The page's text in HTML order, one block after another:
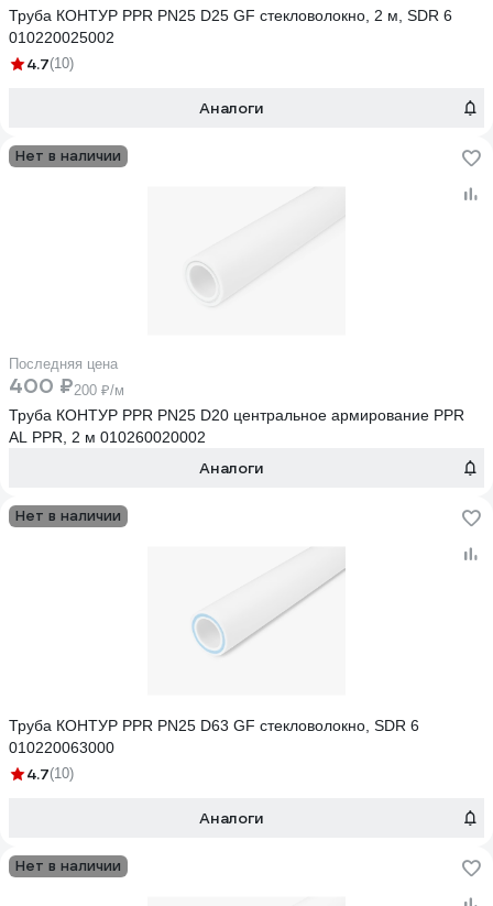
Труба КОНТУР PPR PN25 D25 GF стекловолокно, 2 м, SDR 6
010220025002
4.7(10)
Аналоги
Нет в наличии
Последняя цена
400 ₽200 ₽/м
Труба КОНТУР PPR PN25 D20 центральное армирование PPR
AL PPR, 2 м 010260020002
Аналоги
Нет в наличии
Труба КОНТУР PPR PN25 D63 GF стекловолокно, SDR 6
010220063000
4.7(10)
Аналоги
Нет в наличии